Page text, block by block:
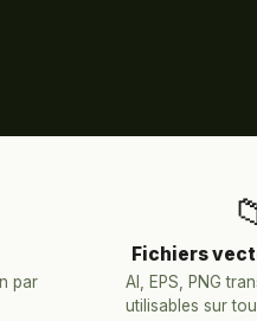
par
Fichiers
AI, EPS, PNG
utilisables sur